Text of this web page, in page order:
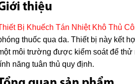
thiệu
Bị Khuếch Tán Nhiệt Khô Thủ
thuốc qua da. Thiết bị này kết
môi trường được kiểm soát để
năng tuân thủ quy định.